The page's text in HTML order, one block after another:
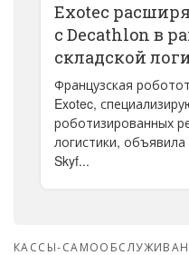
Exotec
с Decathlon в
складской
Французская
Exotec,
роботизированных
логистики,
Skyf...
КАССЫ-